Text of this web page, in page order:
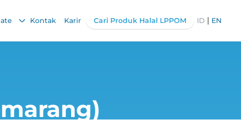
Kontak Karir Cari Produk Halal LPPOM ID | EN